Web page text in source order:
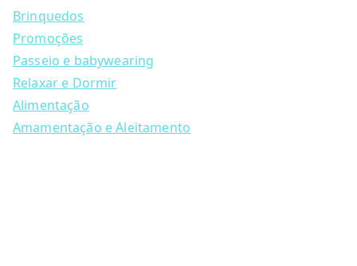
options
may
be
chosen
on
the
a
r
c
h
Brinquedos
Promoções
Passeio e babywearing
Relaxar e Dormir
Alimentação
Amamentação e Aleitamento